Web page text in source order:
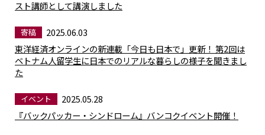
スト講師として講演しました
寄稿
2025.06.03
東洋経済オンラインの新連載「今日も日本で」更新！ 第2回は
ベトナム人留学生に日本でのリアルな暮らしの様子を聞きまし
た
イベント
2025.05.28
『バックパッカー・シンドローム』バンコクイベント開催！